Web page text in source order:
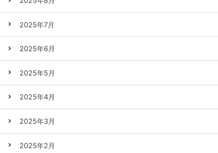
2025年7月
2025年6月
2025年5月
2025年4月
2025年3月
2025年2月